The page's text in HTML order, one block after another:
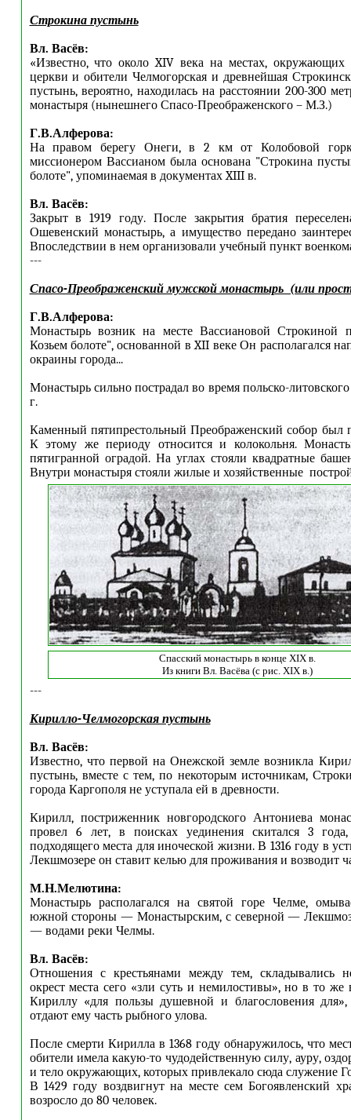
Строкина пустынь
Вл. Васёв:
«Известно, что около XIV века на местах, окружающих
церкви и обители Челмогорская и древнейшая
пустынь, вероятно, находилась на расстоянии 200-300
монастыря (нынешнего Спасо-Преображенского – М.З.)
Г.В.Алферова:
На правом берегу Онеги, в 2 км от Колобовой
миссионером Вассианом была основана "Строкина
болоте", упоминаемая в документах XIII в.
Вл. Васёв:
Закрыт в 1919 году. После закрытия братия
Ошевенский монастырь, а имущество передано
Впоследствии в нем организовали учебный пункт
---
Спасо-Преображенский мужской монастырь (или
Г.В.Алферова:
Монастырь возник на месте Вассиановой Строкиной
Козьем болоте", основанной в XII веке Он располагался
окраины города...
Монастырь сильно пострадал во время польско-
г.
Каменный пятипрестольный Преображенский собор был
К этому же периоду относится и колокольня.
пятигранной оградой. На углах стояли квадратные
Внутри монастыря стояли жилые и хозяйственные
Спасский монастырь в конце XIX в.
Из книги Вл. Васёва (с рис. XIX в.)
---
Кирилло-Челмогорская пустынь
Вл. Васёв:
Известно, что первой на Онежской земле возникла
пустынь, вместе с тем, по некоторым источникам,
города Каргополя не уступала ей в древности.
Кирилл, постриженник новгородского Антониева
провел 6 лет, в поисках уединения скитался 3
подходящего места для иноческой жизни. В 1316 году в
Лекшмозере он ставит келью для проживания и возводит
М.Н.Мелютина:
Монастырь располагался на святой горе Челме,
южной стороны — Монастырским, с северной —
— водами реки Челмы.
Вл. Васёв:
Отношения с крестьянами между тем, складывались
окрест места сего «зли суть и немилостивы», но в то же
Кириллу «для пользы душевной и благословения для»,
отдают ему часть рыбного улова.
После смерти Кирилла в 1368 году обнаружилось, что
обители имела какую-то чудодейственную силу, ауру,
и тело окружающих, которых привлекало сюда служение
В 1429 году воздвигнут на месте сем Богоявленский
возросло до 80 человек.